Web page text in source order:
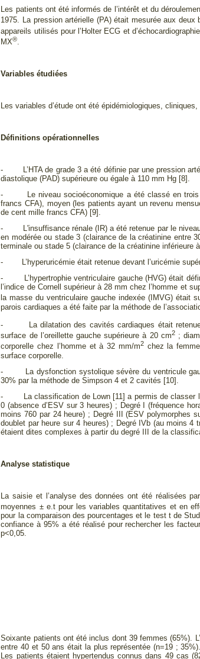
Les patients ont été informés de l’intérêt et du
1975. La pression artérielle (PA) était mesurée aux
appareils utilisés pour l’Holter ECG et
MX®.
Variables étudiées
Les variables d’étude ont été épidémiologiques,
Définitions opérationnelles
- L’HTA de grade 3 a été définie par une pression
diastolique (PAD) supérieure ou égale à 110 mm Hg [8].
- Le niveau socioéconomique a été classé en trois
francs CFA), moyen (les patients ayant un revenu
de cent mille francs CFA) [9].
- L'insuffisance rénale (IR) a été retenue par le niveau
en modérée ou stade 3 (clairance de la créatinine entre
terminale ou stade 5 (clairance de la créatinine inférieure
- L’hyperuricémie était retenue devant l’uricémie
- L’hypertrophie ventriculaire gauche (HVG) était
l’indice de Cornell supérieur à 28 mm chez l’homme et
la masse du ventriculaire gauche indexée (IMVG) était
parois cardiaques a été faite par la méthode de
- La dilatation des cavités cardiaques était retenue à
surface de l’oreillette gauche supérieure à 20 cm2;
corporelle chez l’homme et à 32 mm/m2chez la femme
surface corporelle.
- La dysfonction systolique sévère du ventricule
30% par la méthode de Simpson 4 et 2 cavités [10].
- La classification de Lown [11] a permis de classer
0 (absence d’ESV sur 3 heures) ; Degré I (fréquence
moins 760 par 24 heure) ; Degré III (ESV polymorphes
doublet par heure sur 4 heures) ; Degré IVb (au moins
étaient dites complexes à partir du degré III de la
Analyse statistique
La saisie et l’analyse des données ont été réalisées
moyennes ± e.t pour les variables quantitatives et en
pour la comparaison des pourcentages et le test t de
confiance à 95% a été réalisé pour rechercher les
p<0,05.
Soixante patients ont été inclus dont 39 femmes (65%).
entre 40 et 50 ans était la plus représentée (n=19 ;
Les patients étaient hypertendus connus dans 49 cas